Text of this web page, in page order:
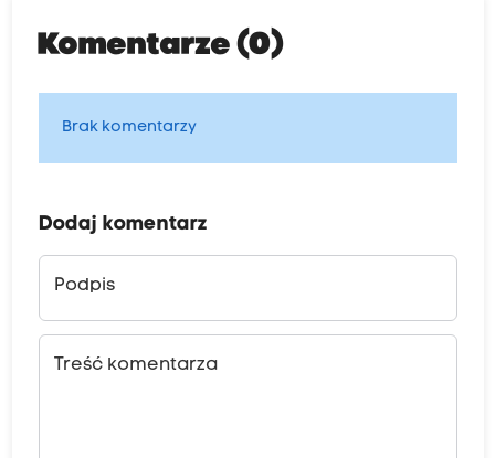
Komentarze (0)
Brak komentarzy
Dodaj komentarz
Podpis
Treść komentarza